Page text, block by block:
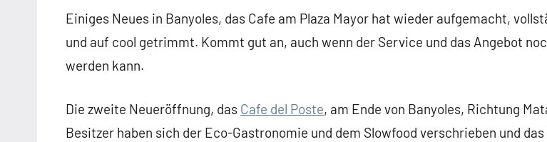
Einiges Neues in Banyoles, das Cafe am Plaza Mayor hat wieder aufgemacht,
und auf cool getrimmt. Kommt gut an, auch wenn der Service und das Angebot
werden kann.
Die zweite Neueröffnung, das Cafe del Poste, am Ende von Banyoles, Richtung
Besitzer haben sich der Eco-Gastronomie und dem Slowfood verschrieben und